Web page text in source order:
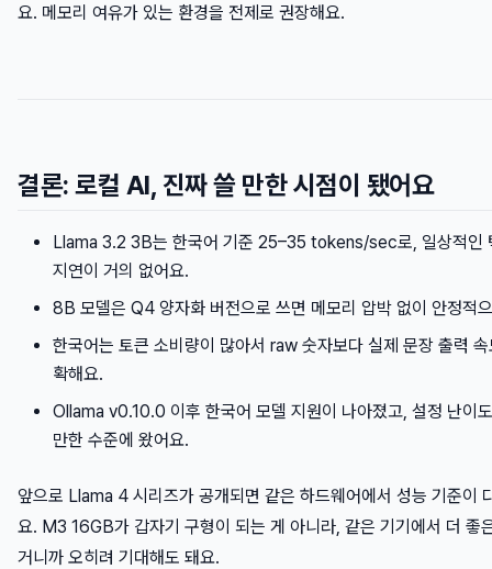
요. 메모리 여유가 있는 환경을 전제로 권장해요.
결론: 로컬 AI, 진짜 쓸 만한 시점이 됐어요
Llama 3.2 3B는 한국어 기준 25–35 tokens/sec로, 일상적인
지연이 거의 없어요.
8B 모델은 Q4 양자화 버전으로 쓰면 메모리 압박 없이 안정적
한국어는 토큰 소비량이 많아서 raw 숫자보다 실제 문장 출력
확해요.
Ollama v0.10.0 이후 한국어 모델 지원이 나아졌고, 설정 난이
만한 수준에 왔어요.
앞으로 Llama 4 시리즈가 공개되면 같은 하드웨어에서 성능 기준이
요. M3 16GB가 갑자기 구형이 되는 게 아니라, 같은 기기에서 더 좋
거니까 오히려 기대해도 돼요.